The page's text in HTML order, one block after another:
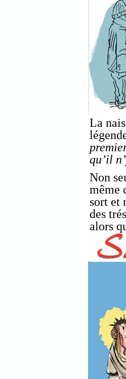
La
qu’il
Non
même
sort et
des
alors